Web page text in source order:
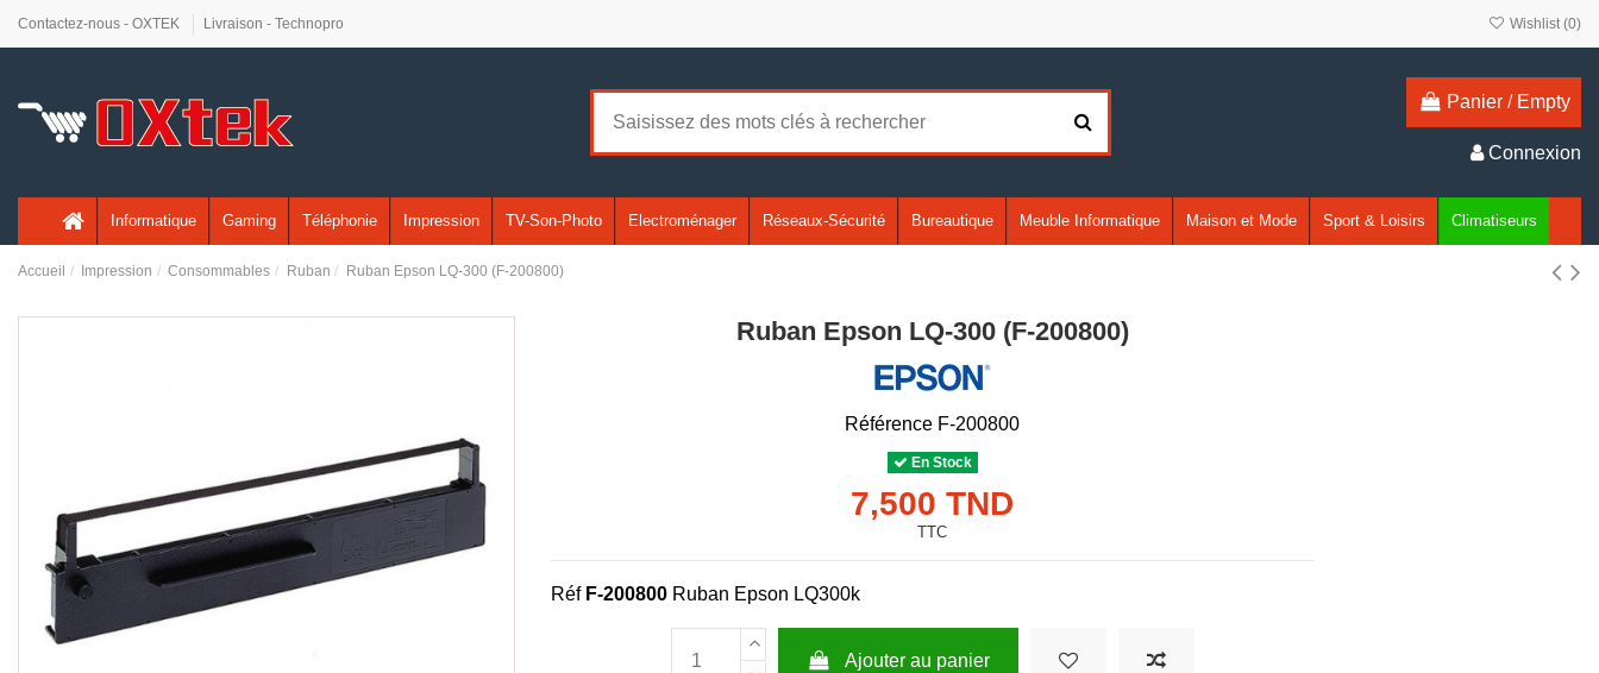
Contactez-nous - OXTEK Livraison - Technopro Wishlist (0)
Panier / Empty
Connexion
Informatique Gaming Téléphonie Impression TV-Son-Photo Electroménager Réseaux-Sécurité Bureautique Meuble Informatique Maison et Mode Sport & Loisirs Climatiseurs
Accueil Impression Consommables Ruban Ruban Epson LQ-300 (F-200800)
Ruban Epson LQ-300 (F-200800)
Référence F-200800
En Stock
7,500 TND
TTC
Réf F-200800Ruban Epson LQ300k
Ajouter au panier